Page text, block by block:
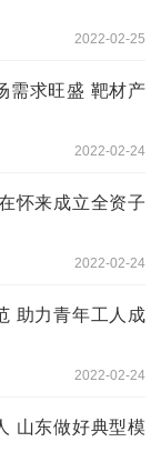
2022-02-25
需求旺盛 靶材产
2022-02-24
怀来成立全资子
2022-02-24
助力青年工人成
2022-02-24
山东做好典型模